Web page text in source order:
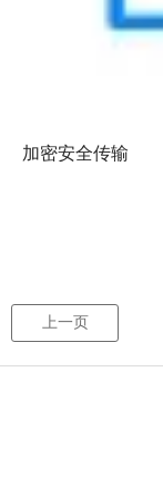
加密安全传输
上一页